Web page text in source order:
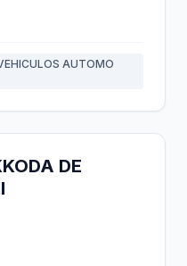
AUTOMO
DE